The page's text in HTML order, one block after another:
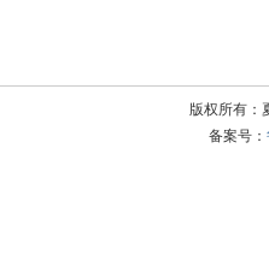
版权所有：
备案号：